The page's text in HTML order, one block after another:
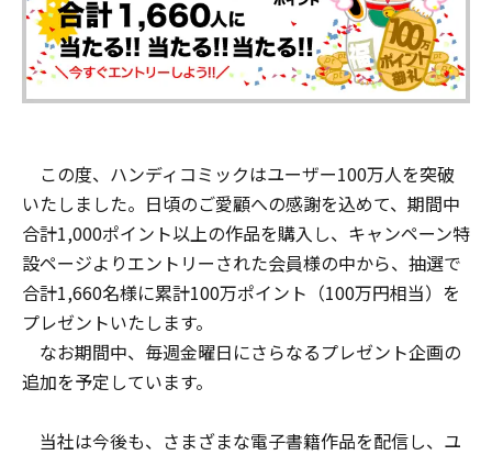
この度、ハンディコミックはユーザー100万人を突破
いたしました。日頃のご愛顧への感謝を込めて、期間中
合計1,000ポイント以上の作品を購入し、キャンペーン特
設ページよりエントリーされた会員様の中から、抽選で
合計1,660名様に累計100万ポイント（100万円相当）を
プレゼントいたします。
なお期間中、毎週金曜日にさらなるプレゼント企画の
追加を予定しています。
当社は今後も、さまざまな電子書籍作品を配信し、ユ